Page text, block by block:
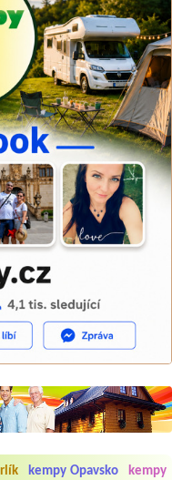
kempy Opavsko
kempy